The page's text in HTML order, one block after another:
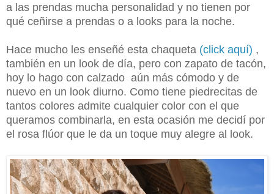
a las prendas mucha personalidad y no tienen por
qué ceñirse a prendas o a looks para la noche.
Hace mucho les enseñé esta chaqueta (click aquí) ,
también en un look de día, pero con zapato de tacón,
hoy lo hago con calzado aún más cómodo y de
nuevo en un look diurno. Como tiene piedrecitas de
tantos colores admite cualquier color con el que
queramos combinarla, en esta ocasión me decidí por
el rosa flúor que le da un toque muy alegre al look.